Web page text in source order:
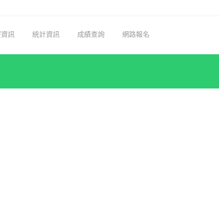
訊 統計資訊 成績查詢 網路報名